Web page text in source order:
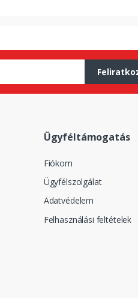
Ügyféltámogatás
Fiókom
Ügyfélszolgálat
Adatvédelem
Felhasználási feltételek